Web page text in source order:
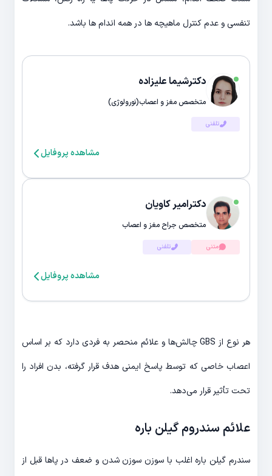
تنفسی و عدم کنترل ماهیچه ها در همه اندام ها باشد.
دکترشیما علیزاده
متخصص مغز و اعصاب(نورولوژی)
تلفنی
مشاهده پروفایل
دکترامیر کاویان
متخصص جراح مغز و اعصاب
متنی تلفنی
مشاهده پروفایل
هر نوع از GBS چالش‌ها و علائم منحصر به فردی دارد که بر اساس
اعصاب خاصی که توسط پاسخ ایمنی هدف قرار گرفته، بدن افراد را
تحت تأثیر قرار می‌دهد.
علائم سندروم گیلن باره
سندرم گیلن باره اغلب با سوزن سوزن شدن و ضعف در پاها قبل از